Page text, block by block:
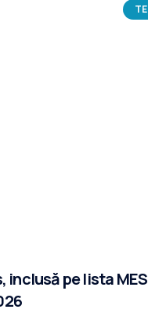
inclusă pe lista